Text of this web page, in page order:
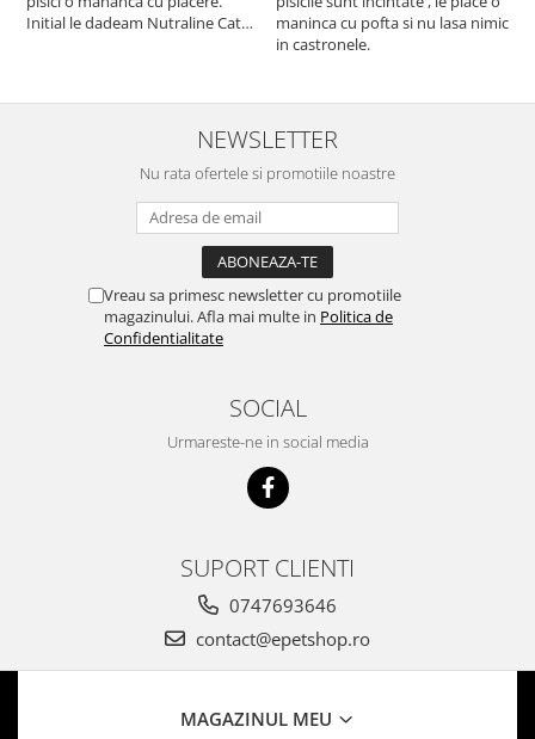
Initial le dadeam Nutraline Cat
nu o mananca cu placere. Eu
sunt multumit si voi continua cu
maninca cu pofta si nu lasa nimic
in castronele.
NEWSLETTER
Nu rata ofertele si promotiile noastre
Vreau sa primesc newsletter cu promotiile
magazinului. Afla mai multe in Politica de
Confidentialitate
SOCIAL
Urmareste-ne in social media
SUPORT CLIENTI
0747693646
contact@epetshop.ro
MAGAZINUL MEU